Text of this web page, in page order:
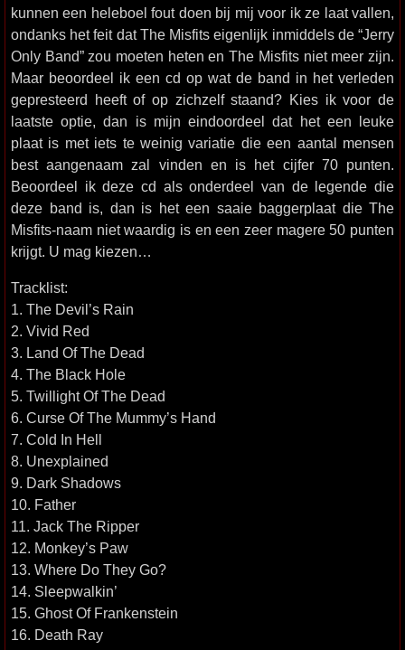
kunnen een heleboel fout doen bij mij voor ik ze laat vallen,
ondanks het feit dat The Misfits eigenlijk inmiddels de “Jerry
Only Band” zou moeten heten en The Misfits niet meer zijn.
Maar beoordeel ik een cd op wat de band in het verleden
gepresteerd heeft of op zichzelf staand? Kies ik voor de
laatste optie, dan is mijn eindoordeel dat het een leuke
plaat is met iets te weinig variatie die een aantal mensen
best aangenaam zal vinden en is het cijfer 70 punten.
Beoordeel ik deze cd als onderdeel van de legende die
deze band is, dan is het een saaie baggerplaat die The
Misfits-naam niet waardig is en een zeer magere 50 punten
krijgt. U mag kiezen…
Tracklist:
1. The Devil’s Rain
2. Vivid Red
3. Land Of The Dead
4. The Black Hole
5. Twillight Of The Dead
6. Curse Of The Mummy’s Hand
7. Cold In Hell
8. Unexplained
9. Dark Shadows
10. Father
11. Jack The Ripper
12. Monkey’s Paw
13. Where Do They Go?
14. Sleepwalkin’
15. Ghost Of Frankenstein
16. Death Ray